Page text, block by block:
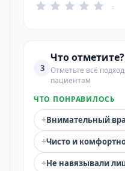
-
3
Что отметите?
Отметьте всё
пациентам
ЧТО ПОНРАВИЛОСЬ
+Внимательный
+Чисто и
+Не навязывали